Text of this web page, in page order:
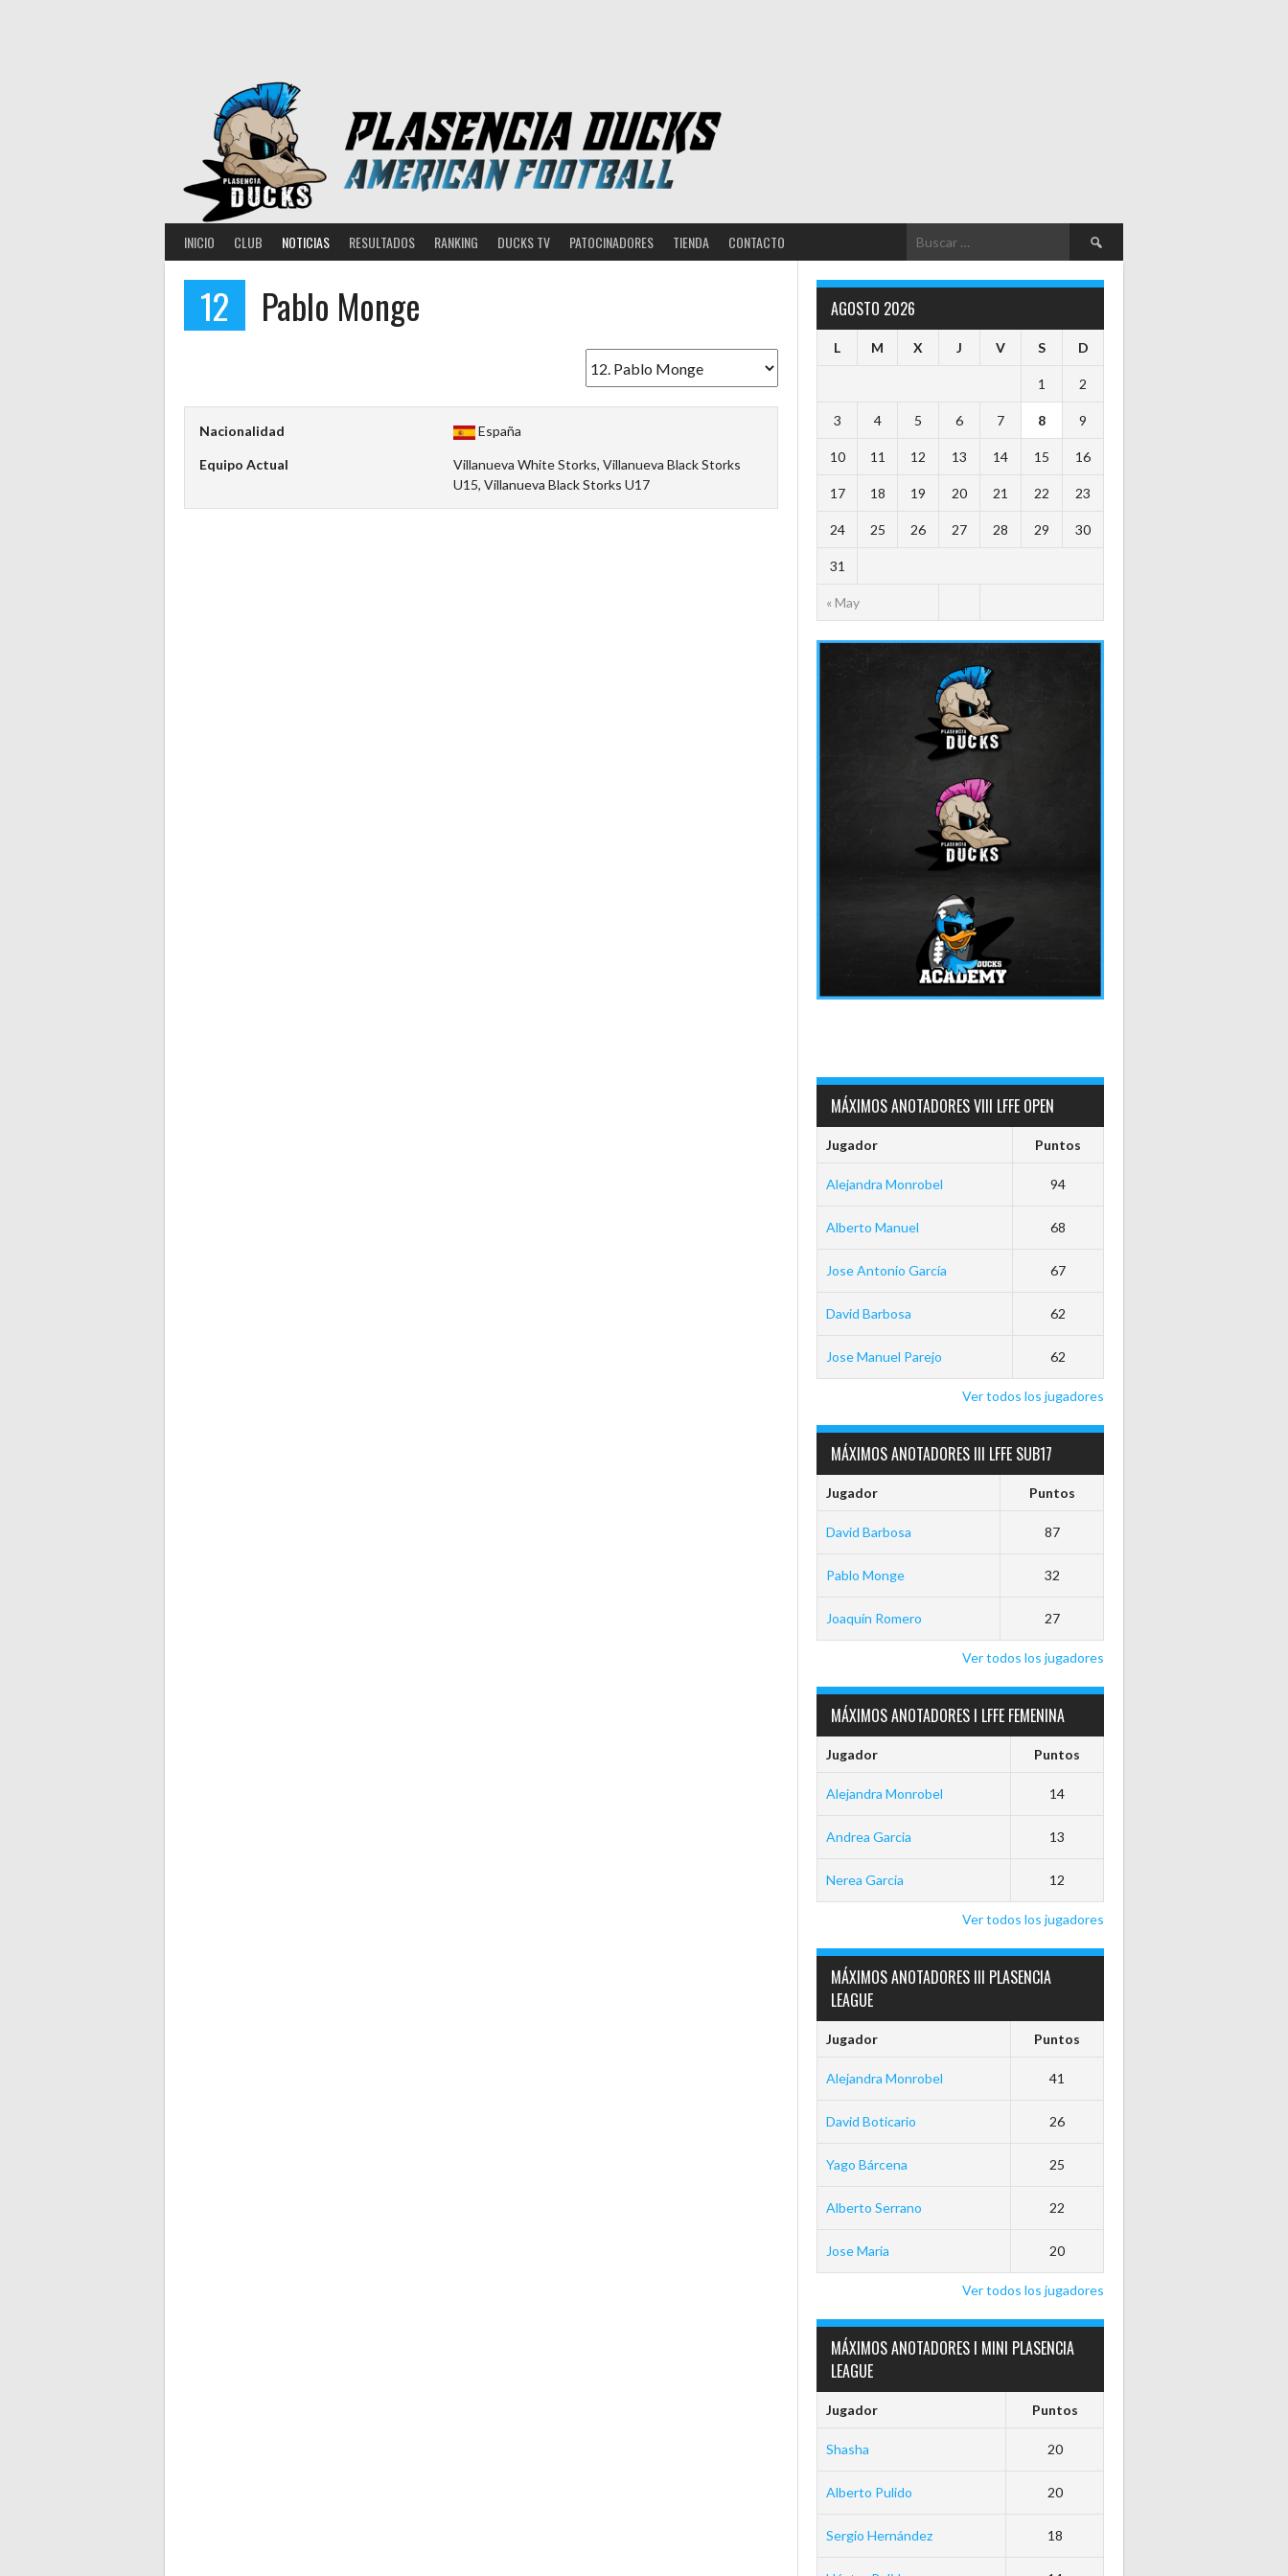
INICIO CLUB NOTICIAS RESULTADOS RANKING DUCKS TV PATOCINADORES TIENDA CONTACTO Buscar:
12 Pablo Monge
Nacionalidad España
Equipo Actual
Villanueva White Storks, Villanueva Black Storks
U15, Villanueva Black Storks U17
AGOSTO 2026
L M X J V S D
« May
1 2
3 4 5 6 7 8 9
10 11 12 13 14 15 16
17 18 19 20 21 22 23
24 25 26 27 28 29 30
31
MÁXIMOS ANOTADORES VIII LFFE OPEN
Jugador Puntos
Alejandra Monrobel 94
Alberto Manuel 68
Jose Antonio García 67
David Barbosa 62
Jose Manuel Parejo 62
Ver todos los jugadores
MÁXIMOS ANOTADORES III LFFE SUB17
Jugador Puntos
David Barbosa 87
Pablo Monge 32
Joaquín Romero 27
Ver todos los jugadores
MÁXIMOS ANOTADORES I LFFE FEMENINA
Jugador Puntos
Alejandra Monrobel 14
Andrea Garcia 13
Nerea Garcia 12
Ver todos los jugadores
MÁXIMOS ANOTADORES III PLASENCIA
LEAGUE
Jugador Puntos
Alejandra Monrobel 41
David Boticario 26
Yago Bárcena 25
Alberto Serrano 22
Jose Maria 20
Ver todos los jugadores
MÁXIMOS ANOTADORES I MINI PLASENCIA
LEAGUE
Jugador Puntos
Shasha 20
Alberto Pulido 20
Sergio Hernández 18